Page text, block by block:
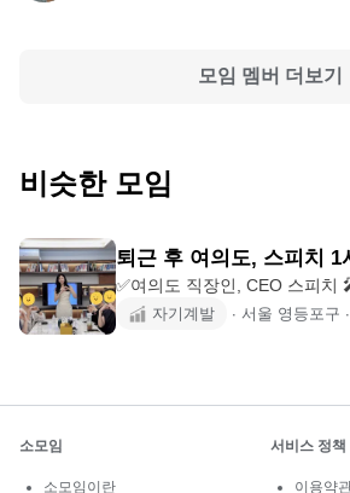
모임 멤버 더보기
비슷한 모임
퇴근 후 여의도, 스피치 1
✅여의도 직장인, CEO 스피치 🎤품격있는 말하기 클래
스 "여의도 빌
자기계발 ∙ 서울 영등포구 ∙
소모임
소모임이란
서비스 정책
이용약